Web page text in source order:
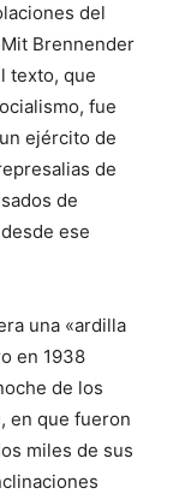
del
Brennender
texto, que
fue
ejército de
de
de
ese
una «ardilla
en 1938
de los
en que fueron
miles de sus